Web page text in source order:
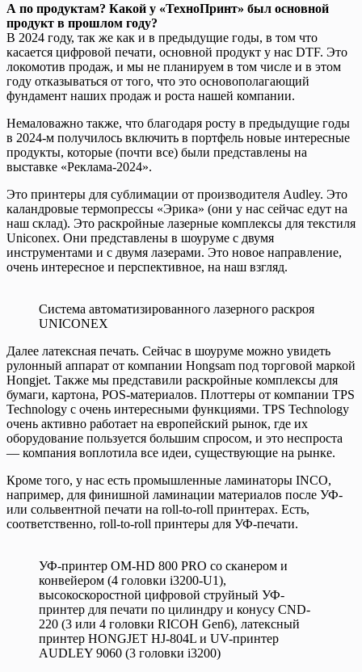
А по продуктам? Какой у «ТехноПринт» был основной
продукт в прошлом году?
В 2024 году, так же как и в предыдущие годы, в том что
касается цифровой печати, основной продукт у нас DTF. Это
локомотив продаж, и мы не планируем в том числе и в этом
году отказываться от того, что это основополагающий
фундамент наших продаж и роста нашей компании.
Немаловажно также, что благодаря росту в предыдущие годы
в 2024-м получилось включить в портфель новые интересные
продукты, которые (почти все) были представлены на
выставке «Реклама-2024».
Это принтеры для сублимации от производителя Audley. Это
каландровые термопрессы «Эрика» (они у нас сейчас едут на
наш склад). Это раскройные лазерные комплексы для текстиля
Uniconex. Они представлены в шоуруме с двумя
инструментами и с двумя лазерами. Это новое направление,
очень интересное и перспективное, на наш взгляд.
Система автоматизированного лазерного раскроя
UNICONEX
Далее латексная печать. Сейчас в шоуруме можно увидеть
рулонный аппарат от компании Hongsam под торговой маркой
Hongjet. Также мы представили раскройные комплексы для
бумаги, картона, POS-материалов. Плоттеры от компании TPS
Technology с очень интересными функциями. TPS Technology
очень активно работает на европейский рынок, где их
оборудование пользуется большим спросом, и это неспроста
— компания воплотила все идеи, существующие на рынке.
Кроме того, у нас есть промышленные ламинаторы INCO,
например, для финишной ламинации материалов после УФ-
или сольвентной печати на roll-to-roll принтерах. Есть,
соответственно, roll-to-roll принтеры для УФ-печати.
УФ-принтер OM-HD 800 PRO со сканером и
конвейером (4 головки i3200-U1),
высокоскоростной цифровой струйный УФ-
принтер для печати по цилиндру и конусу CND-
220 (3 или 4 головки RICOH Gen6), латексный
принтер HONGJET HJ-804L и UV-принтер
AUDLEY 9060 (3 головки i3200)